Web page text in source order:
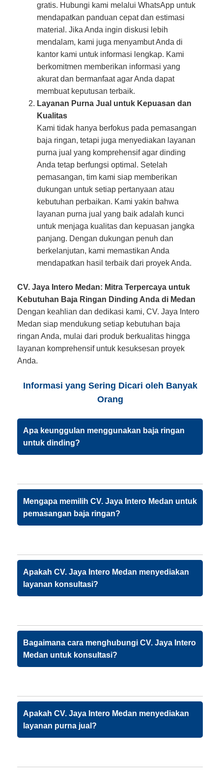
gratis. Hubungi kami melalui WhatsApp untuk
mendapatkan panduan cepat dan estimasi
material. Jika Anda ingin diskusi lebih
mendalam, kami juga menyambut Anda di
kantor kami untuk informasi lengkap. Kami
berkomitmen memberikan informasi yang
akurat dan bermanfaat agar Anda dapat
membuat keputusan terbaik.
Layanan Purna Jual untuk Kepuasan dan
Kualitas
Kami tidak hanya berfokus pada pemasangan
baja ringan, tetapi juga menyediakan layanan
purna jual yang komprehensif agar dinding
Anda tetap berfungsi optimal. Setelah
pemasangan, tim kami siap memberikan
dukungan untuk setiap pertanyaan atau
kebutuhan perbaikan. Kami yakin bahwa
layanan purna jual yang baik adalah kunci
untuk menjaga kualitas dan kepuasan jangka
panjang. Dengan dukungan penuh dan
berkelanjutan, kami memastikan Anda
mendapatkan hasil terbaik dari proyek Anda.
CV. Jaya Intero Medan: Mitra Terpercaya untuk
Kebutuhan Baja Ringan Dinding Anda di Medan
Dengan keahlian dan dedikasi kami, CV. Jaya Intero
Medan siap mendukung setiap kebutuhan baja
ringan Anda, mulai dari produk berkualitas hingga
layanan komprehensif untuk kesuksesan proyek
Anda.
Informasi yang Sering Dicari oleh Banyak
Orang
Apa keunggulan menggunakan baja ringan
untuk dinding?
Mengapa memilih CV. Jaya Intero Medan untuk
pemasangan baja ringan?
Apakah CV. Jaya Intero Medan menyediakan
layanan konsultasi?
Bagaimana cara menghubungi CV. Jaya Intero
Medan untuk konsultasi?
Apakah CV. Jaya Intero Medan menyediakan
layanan purna jual?